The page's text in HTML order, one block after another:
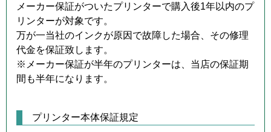
メーカー保証がついたプリンターで購入後1年以内のプ
リンターが対象です。
万が一当社のインクが原因で故障した場合、その修理
代金を保証致します。
※メーカー保証が半年のプリンターは、当店の保証期
間も半年になります。
プリンター本体保証規定